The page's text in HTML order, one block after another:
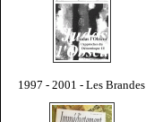
1997 - 2001 - Les Brandes